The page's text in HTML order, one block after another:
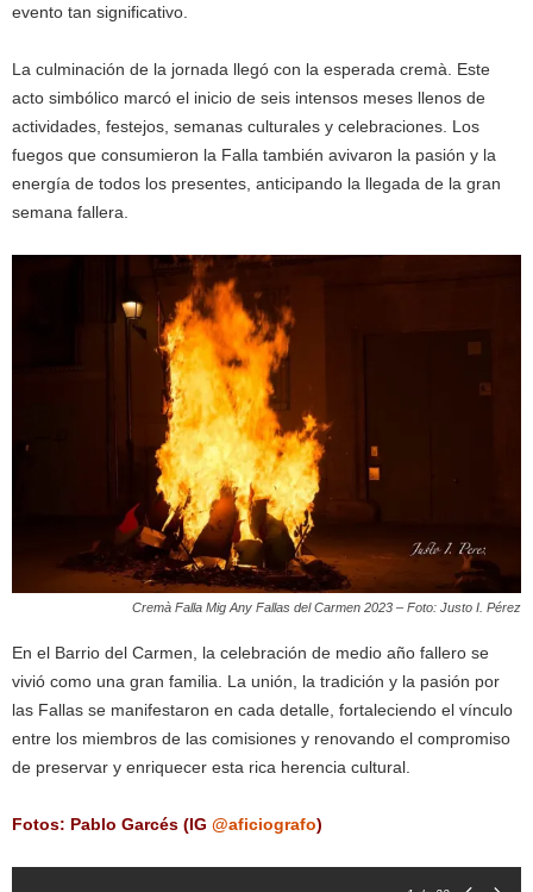
evento tan significativo.
La culminación de la jornada llegó con la esperada cremà. Este
acto simbólico marcó el inicio de seis intensos meses llenos de
actividades, festejos, semanas culturales y celebraciones. Los
fuegos que consumieron la Falla también avivaron la pasión y la
energía de todos los presentes, anticipando la llegada de la gran
semana fallera.
Cremà Falla Mig Any Fallas del Carmen 2023 – Foto: Justo I. Pérez
En el Barrio del Carmen, la celebración de medio año fallero se
vivió como una gran familia. La unión, la tradición y la pasión por
las Fallas se manifestaron en cada detalle, fortaleciendo el vínculo
entre los miembros de las comisiones y renovando el compromiso
de preservar y enriquecer esta rica herencia cultural.
Fotos: Pablo Garcés (IG @aficiografo)